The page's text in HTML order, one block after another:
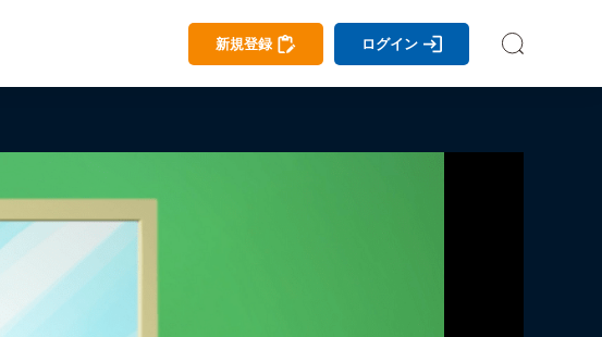
新規登録 ログイン